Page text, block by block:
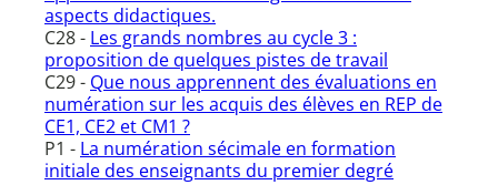
aspects didactiques.
C28 - Les grands nombres au cycle 3 :
proposition de quelques pistes de travail
C29 - Que nous apprennent des évaluations en
numération sur les acquis des élèves en REP de
CE1, CE2 et CM1 ?
P1 - La numération sécimale en formation
initiale des enseignants du premier degré